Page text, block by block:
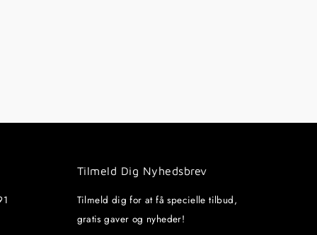
Tilmeld Dig Nyhedsbrev
Tilmeld dig for at få specielle tilbud,
gratis gaver og nyheder!